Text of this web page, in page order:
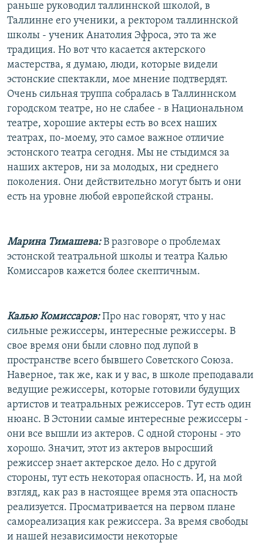
раньше руководил таллиннской школой, в
Таллинне его ученики, а ректором таллиннской
школы - ученик Анатолия Эфроса, это та же
традиция. Но вот что касается актерского
мастерства, я думаю, люди, которые видели
эстонские спектакли, мое мнение подтвердят.
Очень сильная труппа собралась в Таллиннском
городском театре, но не слабее - в Национальном
театре, хорошие актеры есть во всех наших
театрах, по-моему, это самое важное отличие
эстонского театра сегодня. Мы не стыдимся за
наших актеров, ни за молодых, ни среднего
поколения. Они действительно могут быть и они
есть на уровне любой европейской страны.
Марина Тимашева:В разговоре о проблемах
эстонской театральной школы и театра Калью
Комиссаров кажется более скептичным.
Калью Комиссаров:Про нас говорят, что у нас
сильные режиссеры, интересные режиссеры. В
свое время они были словно под лупой в
пространстве всего бывшего Советского Союза.
Наверное, так же, как и у вас, в школе преподавали
ведущие режиссеры, которые готовили будущих
артистов и театральных режиссеров. Тут есть один
нюанс. В Эстонии самые интересные режиссеры -
они все вышли из актеров. С одной стороны - это
хорошо. Значит, этот из актеров выросший
режиссер знает актерское дело. Но с другой
стороны, тут есть некоторая опасность. И, на мой
взгляд, как раз в настоящее время эта опасность
реализуется. Просматривается на первом плане
самореализация как режиссера. За время свободы
и нашей независимости некоторые